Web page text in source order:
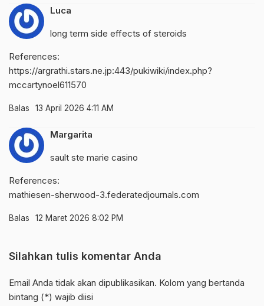
Luca
long term side effects of steroids
References:
https://argrathi.stars.ne.jp:443/pukiwiki/index.php?
mccartynoel611570
Balas 13 April 2026 4:11 AM
Margarita
sault ste marie casino
References:
mathiesen-sherwood-3.federatedjournals.com
Balas 12 Maret 2026 8:02 PM
Silahkan tulis komentar Anda
Email Anda tidak akan dipublikasikan. Kolom yang bertanda
bintang (*) wajib diisi